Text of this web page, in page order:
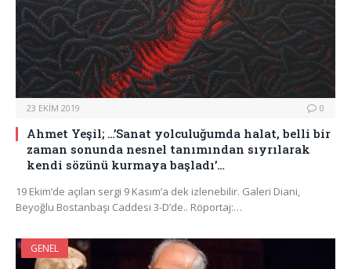
23 EKIM 2019 0
Ahmet Yeşil; …’Sanat yolculuğumda halat, belli bir
zaman sonunda nesnel tanımından sıyrılarak
kendi sözünü kurmaya başladı’…
19 Ekim’de açılan sergi 9 Kasım’a dek izlenebilir. Galeri Diani,
Beyoğlu Bostanbaşı Caddesi 3-D’de.. Röportaj:…
GENEL